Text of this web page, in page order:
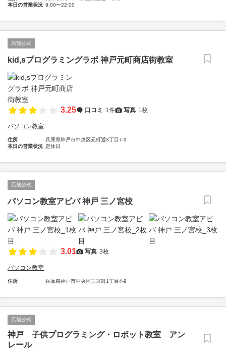
本日の営業状況 9:00〜22:00
店舗公式
kid,sプログラミングラボ 神戸元町商店街教室
3.25 口コミ 1件 写真 1枚
パソコン教室
住所
兵庫県神戸市中央区元町通3丁目7-9
本日の営業状況 定休日
店舗公式
パソコン教室アビバ 神戸 三ノ宮校
3.01 写真 3枚
パソコン教室
住所 兵庫県神戸市中央区三宮町1丁目4-9
店舗公式
神戸 子供プログラミング・ロボット教室 アン
レール